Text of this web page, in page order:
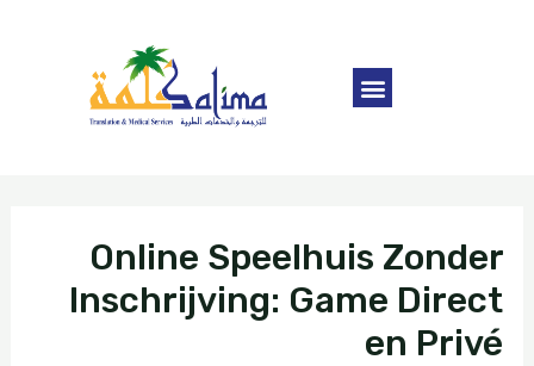
Online Speelhuis Zonder
Inschrijving: Game Direct
en Privé